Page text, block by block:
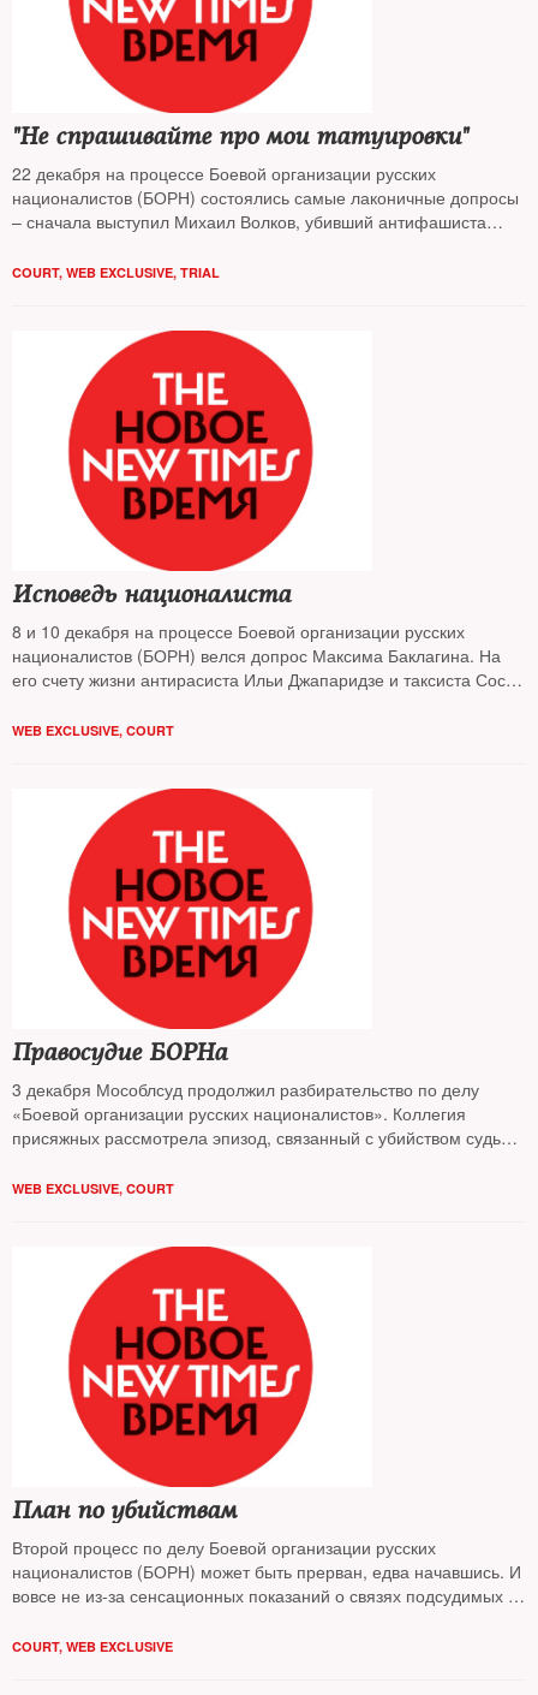
"Не спрашивайте про мои татуировки"
22 декабря на процессе Боевой организации русских
националистов (БОРН) состоялись самые лаконичные допросы
– сначала выступил Михаил Волков, убивший антифашиста
был допрошен Илья Горячев, которого обвиняют в том, что был
COURT, WEB EXCLUSIVE, TRIAL
Исповедь националиста
8 и 10 декабря на процессе Боевой организации русских
националистов (БОРН) велся допрос Максима Баклагина. На
его счету жизни антирасиста Ильи Джапаридзе и таксиста Соса
Эдуардом Чувашовым и антифашистом Иваном Хуторским.
WEB EXCLUSIVE, COURT
Правосудие БОРНа
3 декабря Мособлсуд продолжил разбирательство по делу
«Боевой организации русских националистов». Коллегия
присяжных рассмотрела эпизод, связанный с убийством судьи
заседании.
WEB EXCLUSIVE, COURT
План по убийствам
Второй процесс по делу Боевой организации русских
националистов (БОРН) может быть прерван, едва начавшись. И
вовсе не из-за сенсационных показаний о связях подсудимых с
COURT, WEB EXCLUSIVE